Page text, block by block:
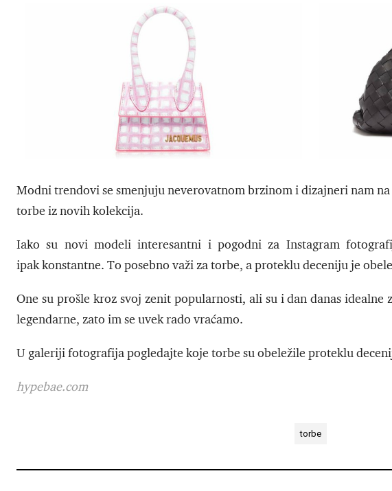
Modni trendovi se smenjuju neverovatnom brzinom i dizajneri nam
torbe iz novih kolekcija.
Iako su novi modeli interesantni i pogodni za Instagram
ipak konstantne. To posebno važi za torbe, a proteklu deceniju je
One su prošle kroz svoj zenit popularnosti, ali su i dan danas idealne
legendarne, zato im se uvek rado vraćamo.
U galeriji fotografija pogledajte koje torbe su obeležile proteklu
hypebae.com
torbe